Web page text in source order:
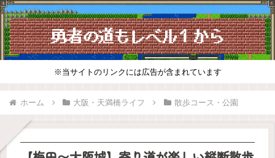
※当サイトのリンクには広告が含まれています
ホーム 大阪・天満橋ライフ 散歩コース・公園